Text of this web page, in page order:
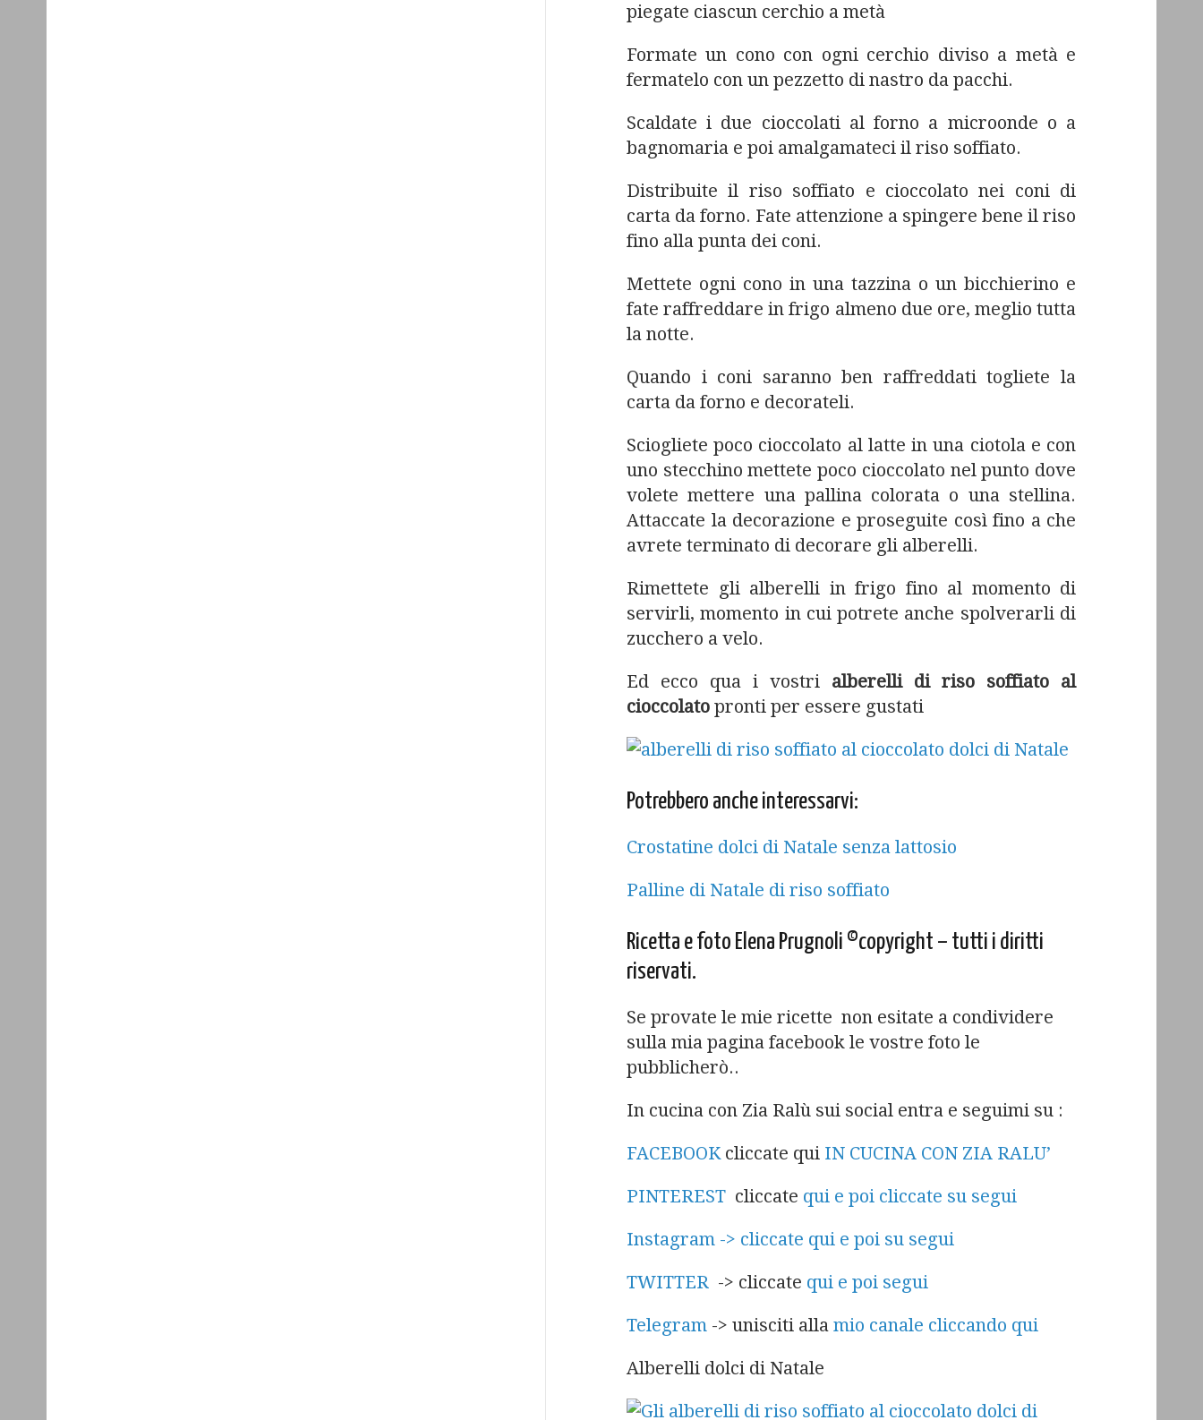
piegate ciascun cerchio a metà
Formate un cono con ogni cerchio diviso a metà e
fermatelo con un pezzetto di nastro da pacchi.
Scaldate i due cioccolati al forno a microonde o a
bagnomaria e poi amalgamateci il riso soffiato.
Distribuite il riso soffiato e cioccolato nei coni di
carta da forno. Fate attenzione a spingere bene il riso
fino alla punta dei coni.
Mettete ogni cono in una tazzina o un bicchierino e
fate raffreddare in frigo almeno due ore, meglio tutta
la notte.
Quando i coni saranno ben raffreddati togliete la
carta da forno e decorateli.
Sciogliete poco cioccolato al latte in una ciotola e con
uno stecchino mettete poco cioccolato nel punto dove
volete mettere una pallina colorata o una stellina.
Attaccate la decorazione e proseguite così fino a che
avrete terminato di decorare gli alberelli.
Rimettete gli alberelli in frigo fino al momento di
servirli, momento in cui potrete anche spolverarli di
zucchero a velo.
Ed ecco qua i vostri alberelli di riso soffiato al
cioccolato pronti per essere gustati
Potrebbero anche interessarvi:
Crostatine dolci di Natale senza lattosio
Palline di Natale di riso soffiato
Ricetta e foto Elena Prugnoli ©copyright – tutti i diritti
riservati.
Se provate le mie ricette non esitate a condividere
sulla mia pagina facebook le vostre foto le
pubblicherò..
In cucina con Zia Ralù sui social entra e seguimi su :
FACEBOOKcliccate qui IN CUCINA CON ZIA RALU’
PINTEREST cliccate qui e poi cliccate su segui
Instagram -> cliccate qui e poi su segui
TWITTER -> cliccate qui e poi segui
Telegram -> unisciti alla mio canale cliccando qui
Alberelli dolci di Natale